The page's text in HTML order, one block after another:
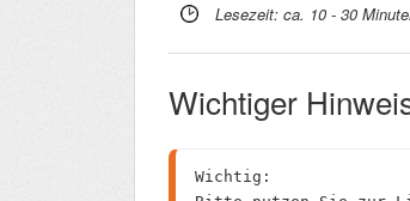
Lesezeit: ca. 10 - 30
Wichtiger
Wichtig: